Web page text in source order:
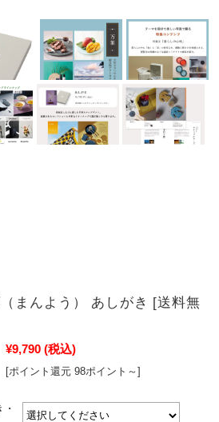
まんよう） あしがき [送料無
¥9,790 (税込)
[ポイント還元 98ポイント～]